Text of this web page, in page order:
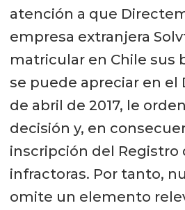
atención a que
empresa extranjera
matricular en Chile sus
se puede apreciar en el
de abril de 2017, le
decisión y, en
inscripción del Registro
infractoras. Por tanto,
omite un elemento